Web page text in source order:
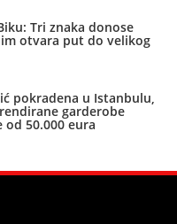
Tri znaka donose
otvara put do velikog
pokradena u Istanbulu,
garderobe
50.000 eura